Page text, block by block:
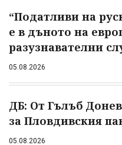
“Податливи на
е в дъното на
разузнавателни
05.08.2026
ДБ: От Гълъб
за Пловдивския
05.08.2026